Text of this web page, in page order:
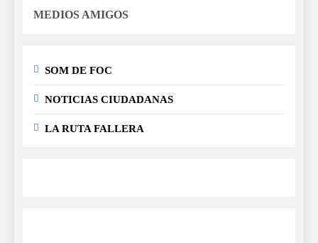
MEDIOS AMIGOS
SOM DE FOC
NOTICIAS CIUDADANAS
LA RUTA FALLERA